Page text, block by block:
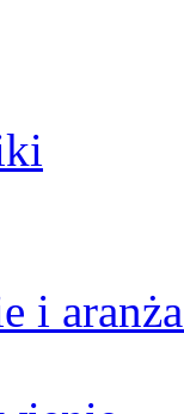
i